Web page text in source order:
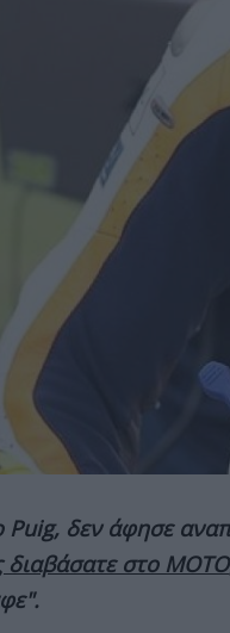
δεν άφησε
διαβάσατε στο ΜΟΤΟ